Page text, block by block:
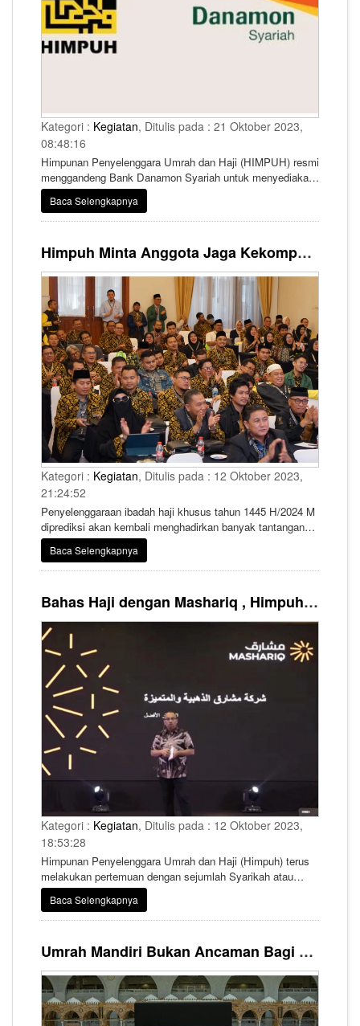
Kategori : Kegiatan, Ditulis pada : 21 Oktober 2023,
08:48:16
Himpunan Penyelenggara Umrah dan Haji (HIMPUH) resmi
menggandeng Bank Danamon Syariah untuk menyediakan
fasilitas pembiayaan maktab pada penyelenggaraan ibadah
haji khusus tahun 1445 H/2024 M.
Baca Selengkapnya
Himpuh Minta Anggota Jaga Kekompakan Hadapi Musim Haji 2024 yang Penuh Tantangan
Kategori : Kegiatan, Ditulis pada : 12 Oktober 2023,
21:24:52
Penyelenggaraan ibadah haji khusus tahun 1445 H/2024 M
diprediksi akan kembali menghadirkan banyak tantangan
bagi para Penyelenggara Ibadah Haji Khusus (PIHK).
Baca Selengkapnya
Bahas Haji dengan Mashariq , Himpuh Beri Kebebasan Anggota Jalin Kerja Sama dengan Syarikah Manapun
Kategori : Kegiatan, Ditulis pada : 12 Oktober 2023,
18:53:28
Himpunan Penyelenggara Umrah dan Haji (Himpuh) terus
melakukan pertemuan dengan sejumlah Syarikah atau
perusahaan swasta penyedia layanan haji di Arab Saudi,
salah satunya adalah Mashariq.
Baca Selengkapnya
Umrah Mandiri Bukan Ancaman Bagi PPIU, Yakin? Simak Nih Penjelasan Sekjen HIMPUH